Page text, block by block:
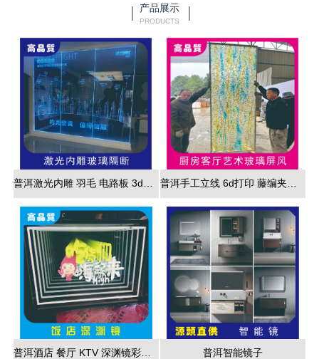
产品展示
PRODUCTS
普洱激光内雕 羽毛 电路板 3d效果展现 普洱手工立线 6d打印 藤编夹胶 新款 厂家直销
普洱酒店 餐厅 KTV 深渊镜彩色跑马灯 普洱智能镜子